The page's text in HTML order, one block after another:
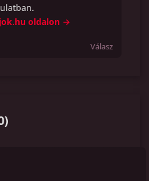
oldalon →
Válasz
)